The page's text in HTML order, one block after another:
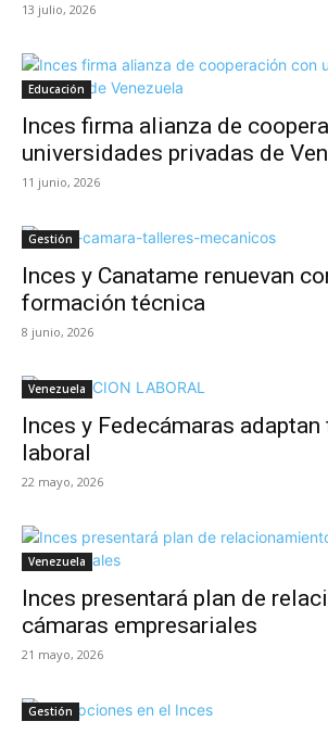
13 julio, 2026
Educación
Inces firma alianza de
universidades privadas de
11 junio, 2026
Gestión
Inces y Canatame renuevan
formación técnica
8 junio, 2026
Venezuela
Inces y Fedecámaras
laboral
22 mayo, 2026
Venezuela
Inces presentará plan de
cámaras empresariales
21 mayo, 2026
Gestión